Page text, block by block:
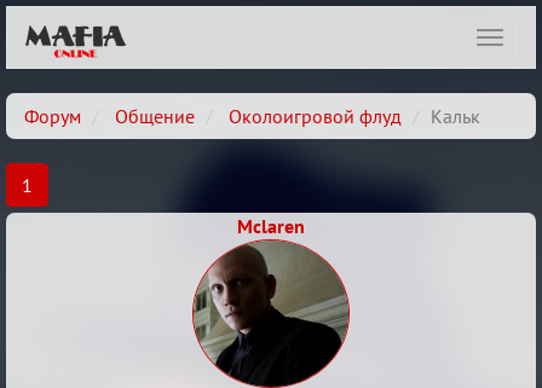
Форум
Общение Околоигровой флуд Кальк
1
Mclaren